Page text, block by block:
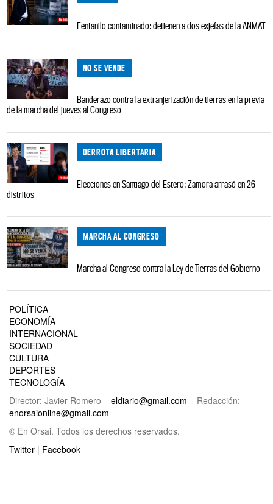
Fentanilo contaminado: detienen a dos exjefas de la ANMAT
NO SE VENDE
Banderazo contra la extranjerización de tierras en la previa
de la marcha del jueves al Congreso
DERROTA LIBERTARIA
Elecciones en Santiago del Estero: Zamora arrasó en 26
distritos
MARCHA AL CONGRESO
Marcha al Congreso contra la Ley de Tierras del Gobierno
POLÍTICA
ECONOMÍA
INTERNACIONAL
SOCIEDAD
CULTURA
DEPORTES
TECNOLOGÍA
Director: Javier Romero – eldiario@gmail.com – Redacción:
enorsaionline@gmail.com
© En Orsai. Todos los derechos reservados.
Twitter | Facebook